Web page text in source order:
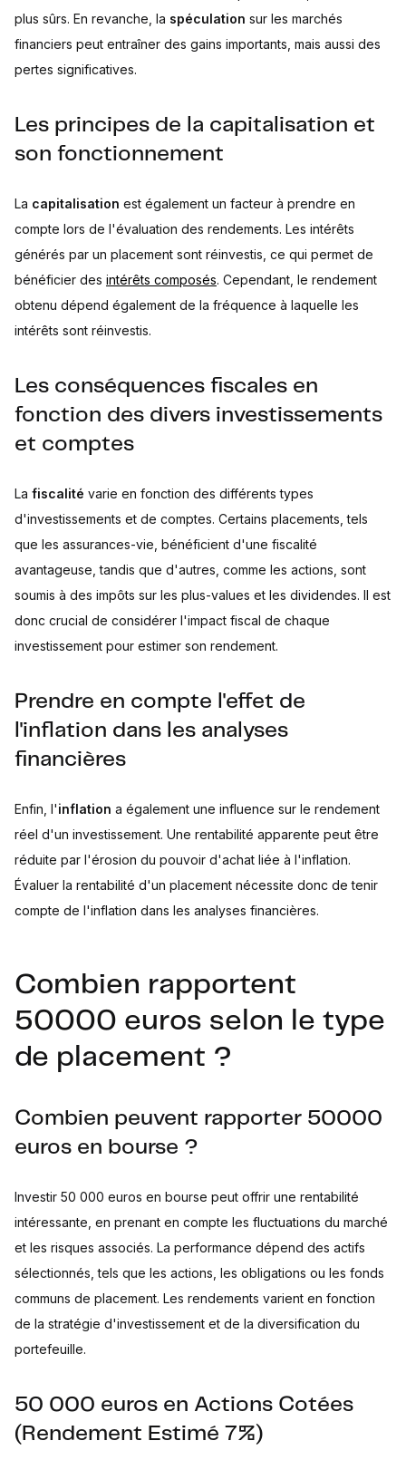
plus sûrs. En revanche, la spéculation sur les marchés
financiers peut entraîner des gains importants, mais aussi des
pertes significatives.
Les principes de la capitalisation et
son fonctionnement
La capitalisation est également un facteur à prendre en
compte lors de l'évaluation des rendements. Les intérêts
générés par un placement sont réinvestis, ce qui permet de
bénéficier des intérêts composés. Cependant, le rendement
obtenu dépend également de la fréquence à laquelle les
intérêts sont réinvestis.
Les conséquences fiscales en
fonction des divers investissements
et comptes
La fiscalité varie en fonction des différents types
d'investissements et de comptes. Certains placements, tels
que les assurances-vie, bénéficient d'une fiscalité
avantageuse, tandis que d'autres, comme les actions, sont
soumis à des impôts sur les plus-values et les dividendes. Il est
donc crucial de considérer l'impact fiscal de chaque
investissement pour estimer son rendement.
Prendre en compte l'effet de
l'inflation dans les analyses
financières
Enfin, l'inflation a également une influence sur le rendement
réel d'un investissement. Une rentabilité apparente peut être
réduite par l'érosion du pouvoir d'achat liée à l'inflation.
Évaluer la rentabilité d'un placement nécessite donc de tenir
compte de l'inflation dans les analyses financières.
Combien rapportent
50000 euros selon le type
de placement ?
Combien peuvent rapporter 50000
euros en bourse ?
Investir 50 000 euros en bourse peut offrir une rentabilité
intéressante, en prenant en compte les fluctuations du marché
et les risques associés. La performance dépend des actifs
sélectionnés, tels que les actions, les obligations ou les fonds
communs de placement. Les rendements varient en fonction
de la stratégie d'investissement et de la diversification du
portefeuille.
50 000 euros en Actions Cotées
(Rendement Estimé 7%)